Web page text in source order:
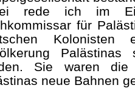
rede ich im
für
Kolonisten
Sie waren die
neue Bahnen